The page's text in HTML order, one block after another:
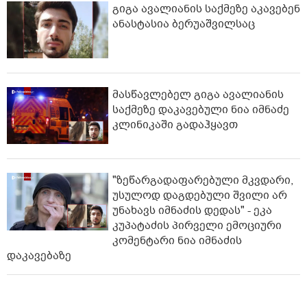
გიგა ავალიანის საქმეზე აკავებენ
ანასტასია ბერუაშვილსაც
მასწავლებელ გიგა ავალიანის
საქმეზე დაკავებული ნია იმნაძე
კლინიკაში გადაჰყავთ
"ზეწარგადაფარებული მკვდარი,
უსულოდ დაგდებული შვილი არ
უნახავს იმნაძის დედას" - ეკა
კუპატაძის პირველი ემოციური
კომენტარი ნია იმნაძის
დაკავებაზე